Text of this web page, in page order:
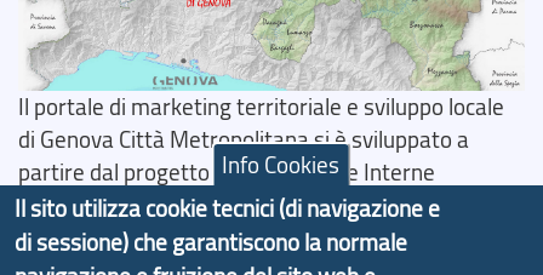
Il portale di marketing territoriale e sviluppo locale
di Genova Città Metropolitana si è sviluppato a
partire dal progetto nazionale Aree Interne
promosso dal Dipartimento per lo Sviluppo
Economico e finalizzato al rilancio socio-economico
Info Cookies
Il sito utilizza cookie tecnici (di navigazione e
di sessione) che garantiscono la normale